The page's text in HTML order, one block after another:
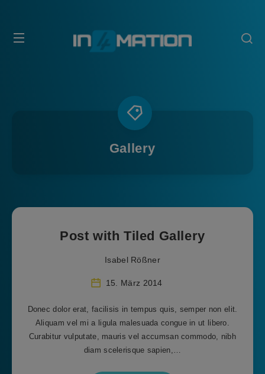
Gallery
Post with Tiled Gallery
Isabel Rößner
15. März 2014
Donec dolor erat, facilisis in tempus quis, semper non elit.
Aliquam vel mi a ligula malesuada congue in ut libero.
Curabitur vulputate, mauris vel accumsan commodo, nibh
diam scelerisque sapien,…